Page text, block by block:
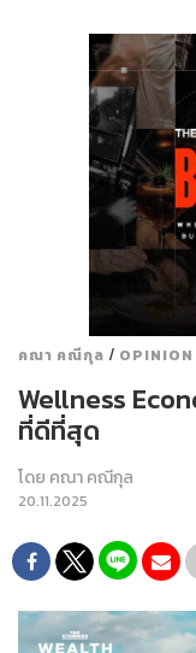
คณา คณีกุล / OPINION
Wellness
ที่ดีที่สุด
โดย คณา คณีกุล
20.11.2025